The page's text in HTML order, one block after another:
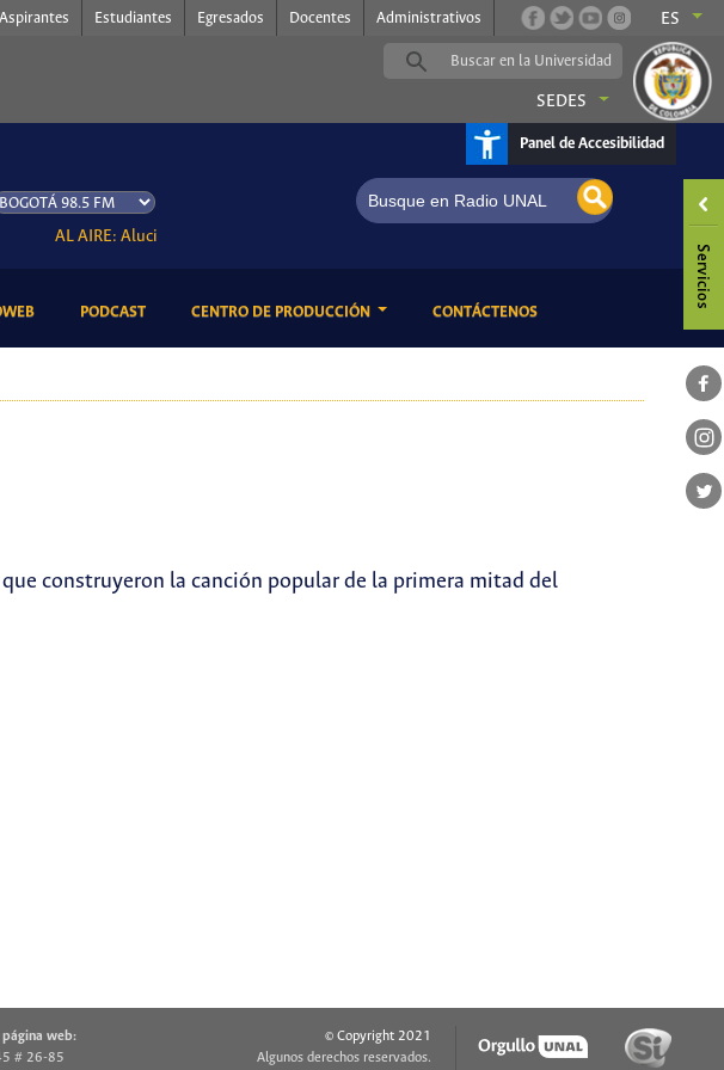
Aspirantes Estudiantes Egresados Docentes Administrativos ES
SEDES
Panel de Accesibilidad
AL AIRE: Alucine
(CURRENT)PODCAST(CURRENT)CENTRO DE PRODUCCIÓN CONTÁCTENOS(CURRENT)
construyeron la canción popular de la primera mitad del
página web:
# 26-85
© Copyright 2021
Algunos derechos reservados.